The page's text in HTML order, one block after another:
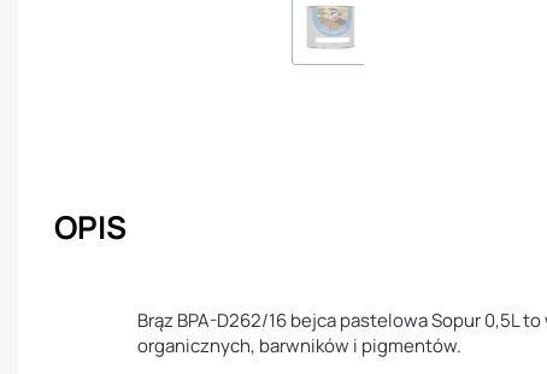
OPIS
Brąz BPA-D262/16 bejca pastelowa Sopur 0,5L
organicznych, barwników i pigmentów.